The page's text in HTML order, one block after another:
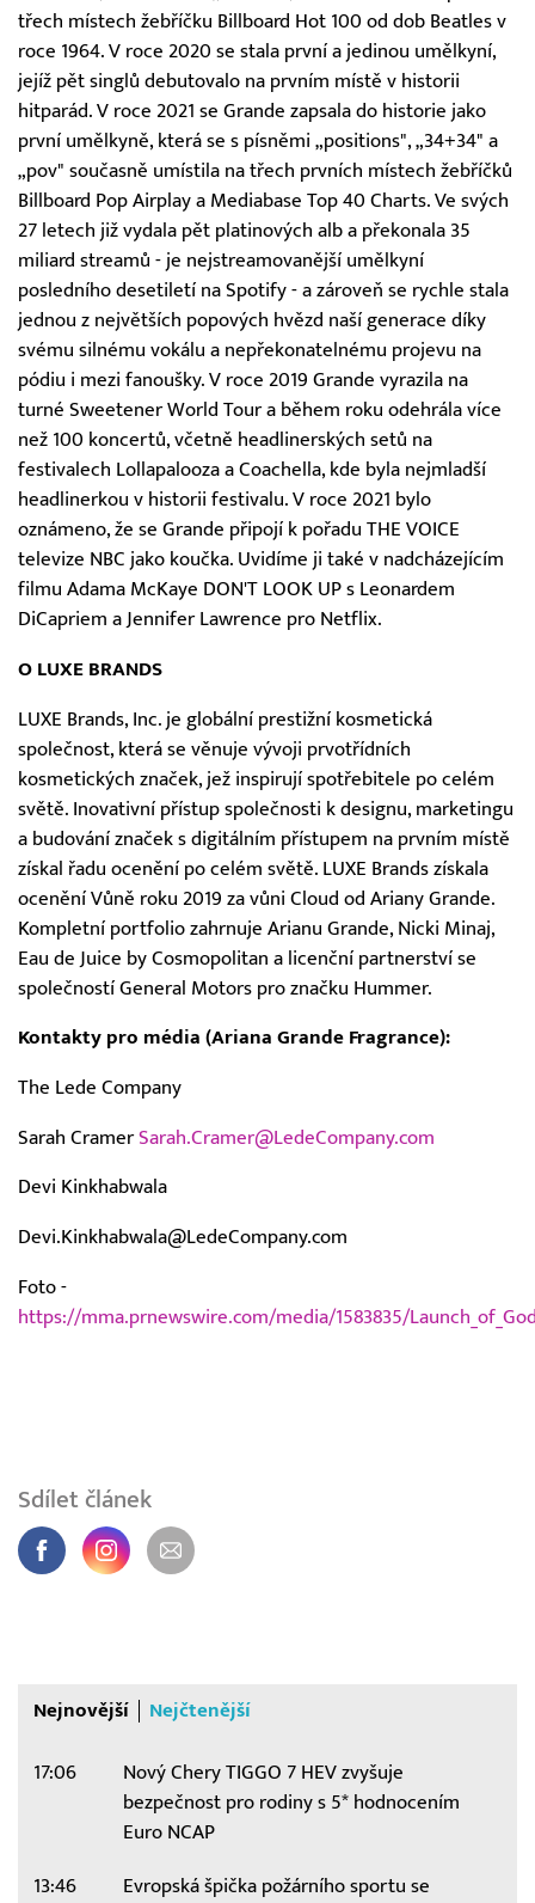
třech místech žebříčku Billboard Hot 100 od dob Beatles v
roce 1964. V roce 2020 se stala první a jedinou umělkyní,
jejíž pět singlů debutovalo na prvním místě v historii
hitparád. V roce 2021 se Grande zapsala do historie jako
první umělkyně, která se s písněmi „positions", „34+34" a
„pov" současně umístila na třech prvních místech žebříčků
Billboard Pop Airplay a Mediabase Top 40 Charts. Ve svých
27 letech již vydala pět platinových alb a překonala 35
miliard streamů - je nejstreamovanější umělkyní
posledního desetiletí na Spotify - a zároveň se rychle stala
jednou z největších popových hvězd naší generace díky
svému silnému vokálu a nepřekonatelnému projevu na
pódiu i mezi fanoušky. V roce 2019 Grande vyrazila na
turné Sweetener World Tour a během roku odehrála více
než 100 koncertů, včetně headlinerských setů na
festivalech Lollapalooza a Coachella, kde byla nejmladší
headlinerkou v historii festivalu. V roce 2021 bylo
oznámeno, že se Grande připojí k pořadu THE VOICE
televize NBC jako koučka. Uvidíme ji také v nadcházejícím
filmu Adama McKaye DON'T LOOK UP s Leonardem
DiCapriem a Jennifer Lawrence pro Netflix.
O LUXE BRANDS
LUXE Brands, Inc. je globální prestižní kosmetická
společnost, která se věnuje vývoji prvotřídních
kosmetických značek, jež inspirují spotřebitele po celém
světě. Inovativní přístup společnosti k designu, marketingu
a budování značek s digitálním přístupem na prvním místě
získal řadu ocenění po celém světě. LUXE Brands získala
ocenění Vůně roku 2019 za vůni Cloud od Ariany Grande.
Kompletní portfolio zahrnuje Arianu Grande, Nicki Minaj,
Eau de Juice by Cosmopolitan a licenční partnerství se
společností General Motors pro značku Hummer.
Kontakty pro média (Ariana Grande Fragrance):
The Lede Company
Sarah CramerSarah.Cramer@LedeCompany.com
Devi Kinkhabwala
Devi.Kinkhabwala@LedeCompany.com
Foto -
https://mma.prnewswire.com/media/1583835/
Sdílet článek
Nejnovější Nejčtenější
17:06
Nový Chery TIGGO 7 HEV zvyšuje
bezpečnost pro rodiny s 5* hodnocením
Euro NCAP
13:46
Evropská špička požárního sportu se